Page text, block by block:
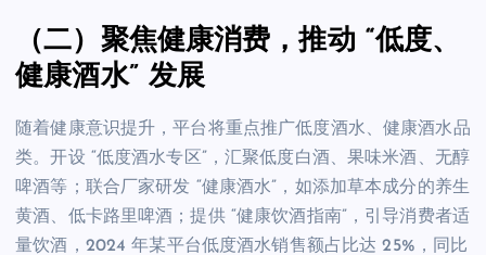
（二）聚焦健康消费，推动 “低度、
健康酒水” 发展
随着健康意识提升，平台将重点推广低度酒水、健康酒水品
类。开设 “低度酒水专区”，汇聚低度白酒、果味米酒、无醇
啤酒等；联合厂家研发 “健康酒水”，如添加草本成分的养生
黄酒、低卡路里啤酒；提供 “健康饮酒指南”，引导消费者适
量饮酒，2024 年某平台低度酒水销售额占比达 25%，同比